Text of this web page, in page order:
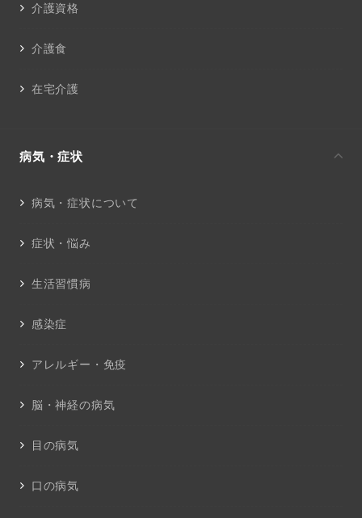
介護資格
介護食
在宅介護
病気・症状
病気・症状について
症状・悩み
生活習慣病
感染症
アレルギー・免疫
脳・神経の病気
目の病気
口の病気